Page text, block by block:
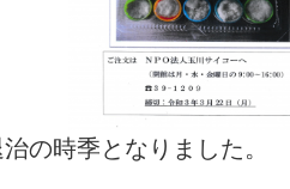
の時季となりました。